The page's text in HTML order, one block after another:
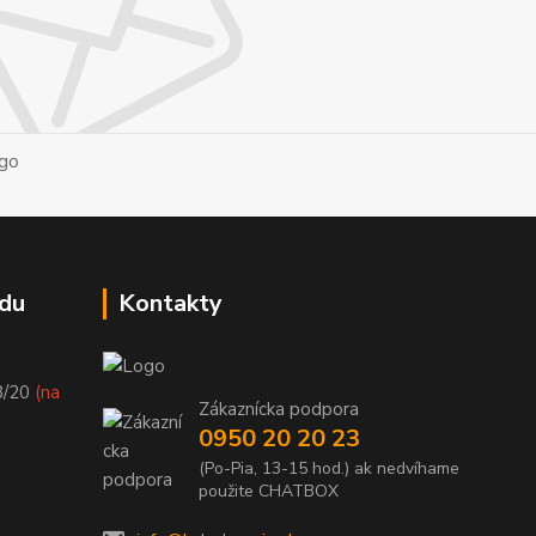
20 (na
Kontakty
Zákaznícka podpora
0950 20 20 23
(Po-Pia, 13-15 hod.) ak nedvíhame
použite CHATBOX